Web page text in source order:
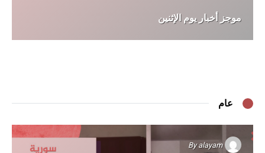
موجز أخبار يوم الإثنين
عام
Byalayam